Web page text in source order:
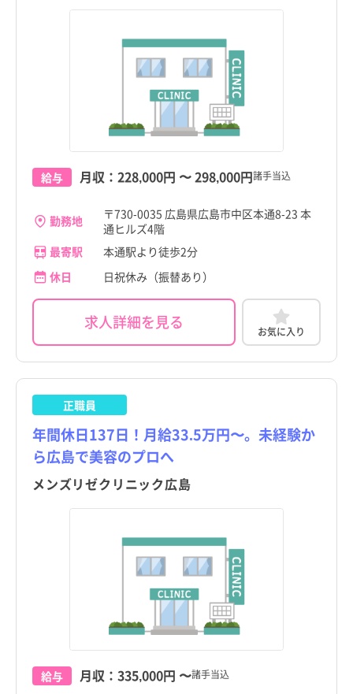
給与 月収： 228,000円 〜298,000円諸手当込
勤務地
〒730-0035 広島県広島市中区本通8-23 本
通ヒルズ4階
最寄駅
本通駅より徒歩2分
休日
日祝休み（振替あり）
求人詳細を見る お気に入り
正職員
年間休日137日！月給33.5万円〜。未経験か
ら広島で美容のプロへ
メンズリゼクリニック広島
給与 月収： 335,000円 〜諸手当込